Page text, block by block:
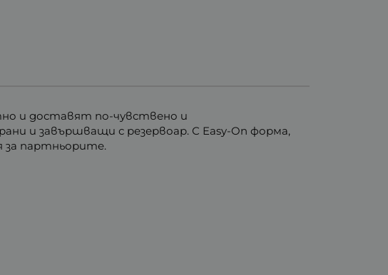
и доставят по-чувствено и
и завършващи с резервоар. С Easy-On форма,
за партньорите.